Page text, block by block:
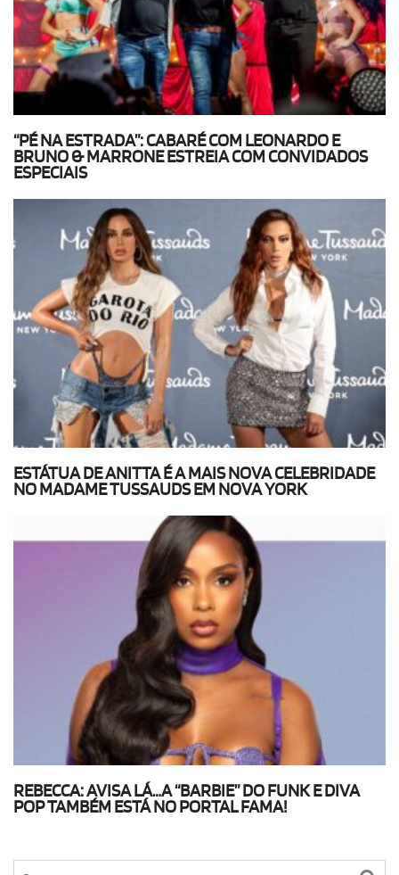
“PÉ NA ESTRADA”: CABARÉ COM LEONARDO E
BRUNO & MARRONE ESTREIA COM CONVIDADOS
ESPECIAIS
ESTÁTUA DE ANITTA É A MAIS NOVA CELEBRIDADE
NO MADAME TUSSAUDS EM NOVA YORK
REBECCA: AVISA LÁ…A “BARBIE” DO FUNK E DIVA
POP TAMBÉM ESTÁ NO PORTAL FAMA!